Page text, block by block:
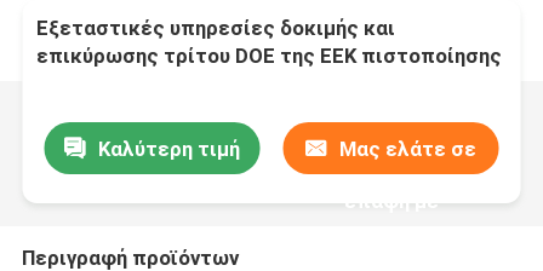
Εξεταστικές υπηρεσίες δοκιμής και
επικύρωσης τρίτου DOE της ΕΕΚ πιστοποίησης
Καλύτερη τιμή Μας ελάτε σε
επαφή με
Περιγραφή προϊόντων